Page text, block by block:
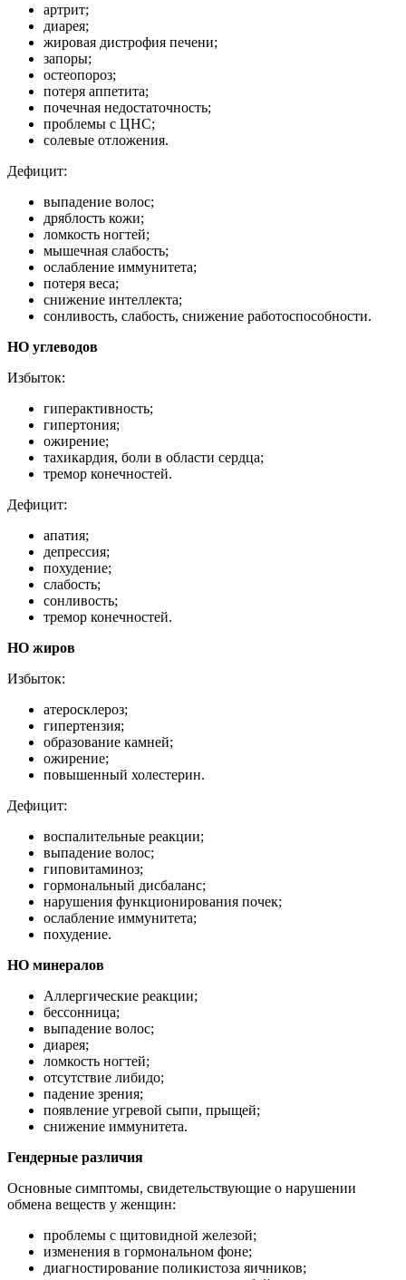
артрит;
диарея;
жировая дистрофия печени;
запоры;
остеопороз;
потеря аппетита;
почечная недостаточность;
проблемы с ЦНС;
солевые отложения.
Дефицит:
выпадение волос;
дряблость кожи;
ломкость ногтей;
мышечная слабость;
ослабление иммунитета;
потеря веса;
снижение интеллекта;
сонливость, слабость, снижение работоспособности.
НО углеводов
Избыток:
гиперактивность;
гипертония;
ожирение;
тахикардия, боли в области сердца;
тремор конечностей.
Дефицит:
апатия;
депрессия;
похудение;
слабость;
сонливость;
тремор конечностей.
НО жиров
Избыток:
атеросклероз;
гипертензия;
образование камней;
ожирение;
повышенный холестерин.
Дефицит:
воспалительные реакции;
выпадение волос;
гиповитаминоз;
гормональный дисбаланс;
нарушения функционирования почек;
ослабление иммунитета;
похудение.
НО минералов
Аллергические реакции;
бессонница;
выпадение волос;
диарея;
ломкость ногтей;
отсутствие либидо;
падение зрения;
появление угревой сыпи, прыщей;
снижение иммунитета.
Гендерные различия
Основные симптомы, свидетельствующие о нарушении
обмена веществ у женщин:
проблемы с щитовидной железой;
изменения в гормональном фоне;
диагностирование поликистоза яичников;